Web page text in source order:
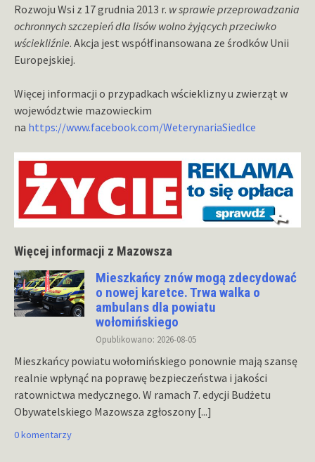
Rozwoju Wsi z 17 grudnia 2013 r. w sprawie przeprowadzania
ochronnych szczepień dla lisów wolno żyjących przeciwko
wściekliźnie. Akcja jest współfinansowana ze środków Unii
Europejskiej.
Więcej informacji o przypadkach wścieklizny u zwierząt w
województwie mazowieckim
na https://www.facebook.com/WeterynariaSiedlce
Więcej informacji z Mazowsza
Mieszkańcy znów mogą zdecydować
o nowej karetce. Trwa walka o
ambulans dla powiatu
wołomińskiego
Opublikowano: 2026-08-05
Mieszkańcy powiatu wołomińskiego ponownie mają szansę
realnie wpłynąć na poprawę bezpieczeństwa i jakości
ratownictwa medycznego. W ramach 7. edycji Budżetu
Obywatelskiego Mazowsza zgłoszony [...]
0 komentarzy